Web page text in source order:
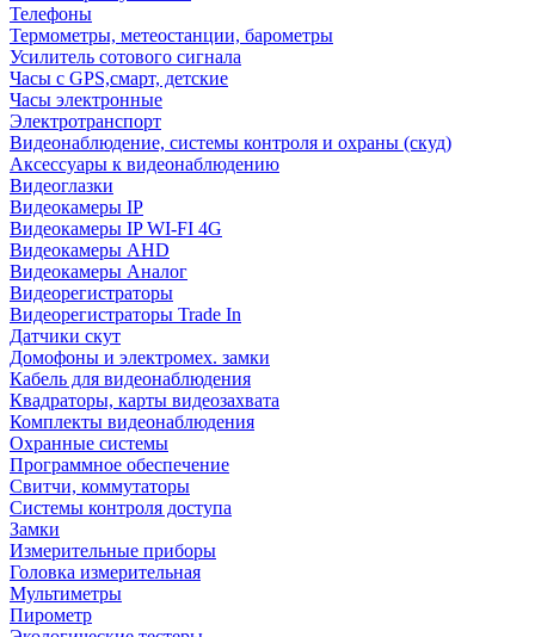
Телефоны
Термометры, метеостанции, барометры
Усилитель сотового сигнала
Часы с GPS,смарт, детские
Часы электронные
Электротранспорт
Видеонаблюдение, системы контроля и охраны (скуд)
Аксессуары к видеонаблюдению
Видеоглазки
Видеокамеры IP
Видеокамеры IP WI-FI 4G
Видеокамеры AHD
Видеокамеры Аналог
Видеорегистраторы
Видеорегистраторы Trade In
Датчики скут
Домофоны и электромех. замки
Кабель для видеонаблюдения
Квадраторы, карты видеозахвата
Комплекты видеонаблюдения
Охранные системы
Программное обеспечение
Свитчи, коммутаторы
Системы контроля доступа
Замки
Измерительные приборы
Головка измерительная
Мультиметры
Пирометр